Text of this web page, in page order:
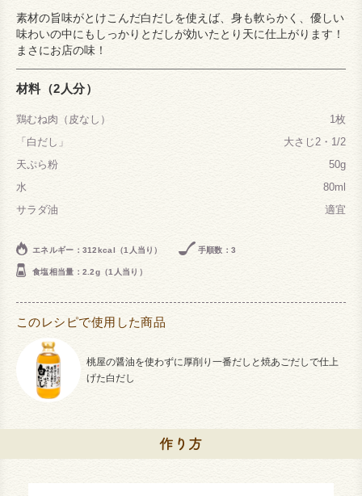
素材の旨味がとけこんだ白だしを使えば、身も軟らかく、優しい
味わいの中にもしっかりとだしが効いたとり天に仕上がります！
まさにお店の味！
材料（2人分）
鶏むね肉（皮なし）
1枚
「白だし」
大さじ2・1/2
天ぷら粉
50g
水
80ml
サラダ油
適宜
エネルギー：312kcal（1人当り） 手順数：3
食塩相当量：2.2g（1人当り）
このレシピで使用した商品
桃屋の醤油を使わずに厚削り一番だしと焼あごだしで仕上
げた白だし